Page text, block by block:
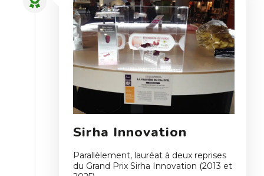
Sirha Innovation
Parallèlement, lauréat à deux reprises
du Grand Prix Sirha Innovation (2013 et